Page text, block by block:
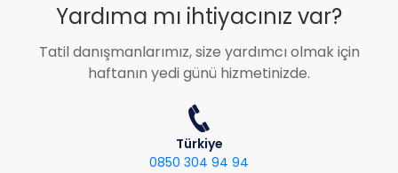
Yardıma mı ihtiyacınız var?
Tatil danışmanlarımız, size yardımcı olmak için
haftanın yedi günü hizmetinizde.
Türkiye
0850 304 94 94